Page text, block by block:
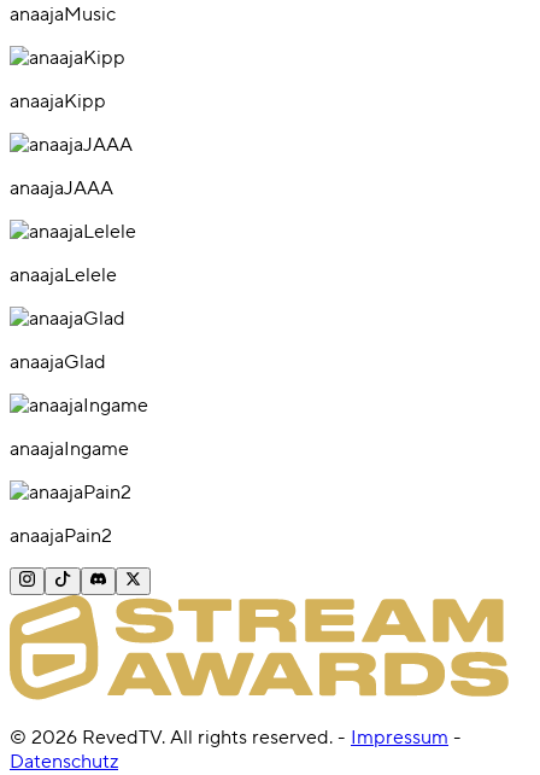
anaajaMusic
anaajaKipp
anaajaJAAA
anaajaLelele
anaajaGlad
anaajaIngame
anaajaPain2
© 2026 RevedTV. All rights reserved. - Impressum -
Datenschutz